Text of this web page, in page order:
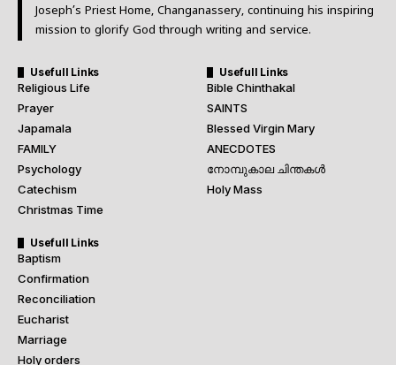
Joseph’s Priest Home, Changanassery, continuing his inspiring
mission to glorify God through writing and service.
Usefull Links
Religious Life
Prayer
Japamala
FAMILY
Psychology
Catechism
Christmas Time
Usefull Links
Bible Chinthakal
SAINTS
Blessed Virgin Mary
ANECDOTES
നോമ്പുകാല ചിന്തകൾ
Holy Mass
Usefull Links
Baptism
Confirmation
Reconciliation
Eucharist
Marriage
Holy orders